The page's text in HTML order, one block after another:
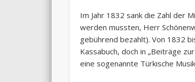
Im Jahr 1832 sank die Zahl der
werden mussten, Herr
gebührend bezahlt). Von 1832
Kassabuch, doch in „Beiträge
eine sogenannte Türkische